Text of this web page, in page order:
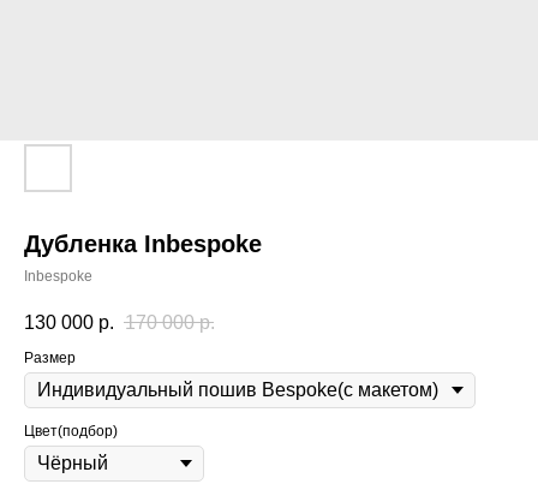
Дубленка Inbespoke
Inbespoke
130 000 р. 170 000 р.
Размер
Цвет(подбор)